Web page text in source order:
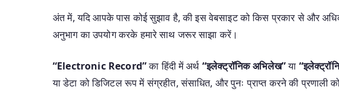
अंत में, यदि आपके पास कोई सुझाव है, की इस वेबसाइट को किस प्रकार से और
अनुभाग का उपयोग करके हमारे साथ जरूर साझा करें।
“Electronic Record”का हिंदी में अर्थ “इलेक्ट्रॉनिक अभिलेख”या
या डेटा को डिजिटल रूप में संग्रहीत, संसाधित, और पुनः प्राप्त करने की प्रणाली को